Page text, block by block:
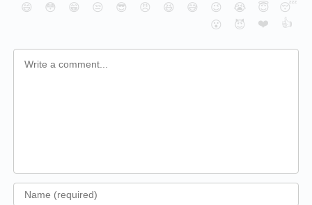
😄 😳 😁 😒 😎 😠 😆 😅 😉 😭 😇
😴
😮
😈 ❤️ 👍